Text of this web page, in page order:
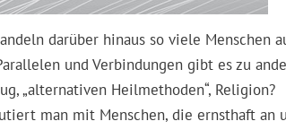
darüber hinaus so viele Menschen
und Verbindungen gibt es zu
„alternativen Heilmethoden“, Religion?
man mit Menschen, die ernsthaft an